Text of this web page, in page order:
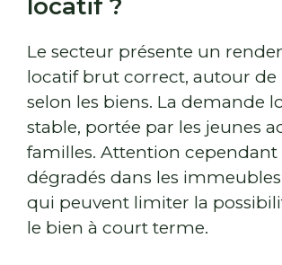
locatif ?
Le secteur présente un
locatif brut correct, autour de
selon les biens. La demande
stable, portée par les jeunes
familles. Attention cependant
dégradés dans les
qui peuvent limiter la
le bien à court terme.